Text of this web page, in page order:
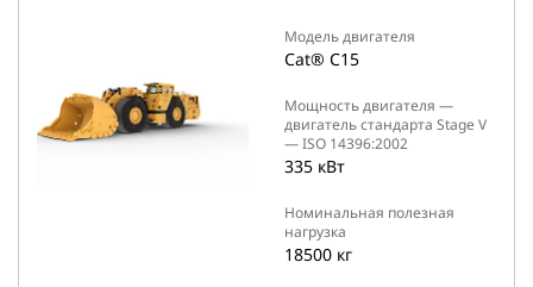
Модель двигателя
Cat® C15
Мощность двигателя —
двигатель стандарта Stage V
— ISO 14396:2002
335 кВт
Номинальная полезная
нагрузка
18500 кг